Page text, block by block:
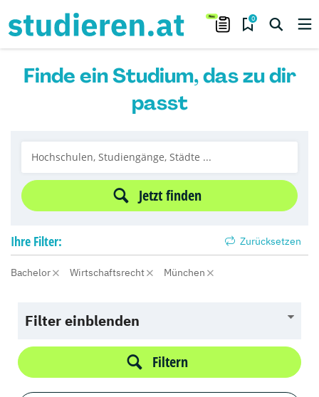
0
Finde ein Studium, das zu dir
passt
Jetzt finden
Ihre Filter: Zurücksetzen
Bachelor Wirtschaftsrecht München
Filter einblenden
Filtern